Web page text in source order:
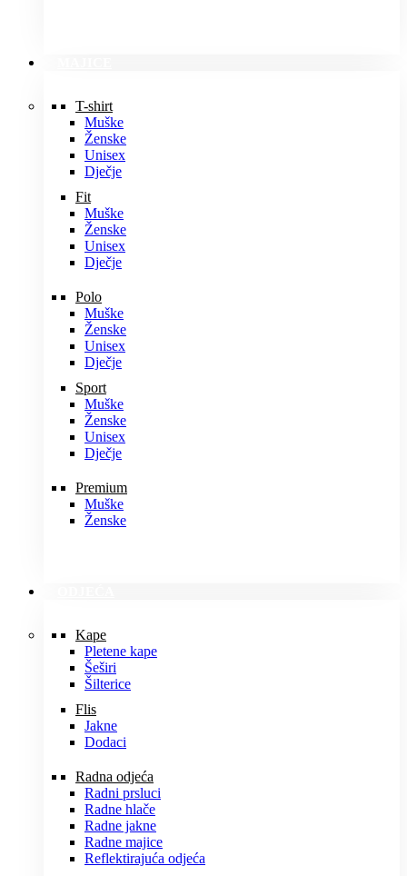
T-shirt
Muške
Ženske
Unisex
Dječje
Fit
Muške
Ženske
Unisex
Dječje
Polo
Muške
Ženske
Unisex
Dječje
Sport
Muške
Ženske
Unisex
Dječje
Premium
Muške
Ženske
Kape
Pletene kape
Šeširi
Šilterice
Flis
Jakne
Dodaci
Radna odjeća
Radni prsluci
Radne hlače
Radne jakne
Radne majice
Reflektirajuća odjeća